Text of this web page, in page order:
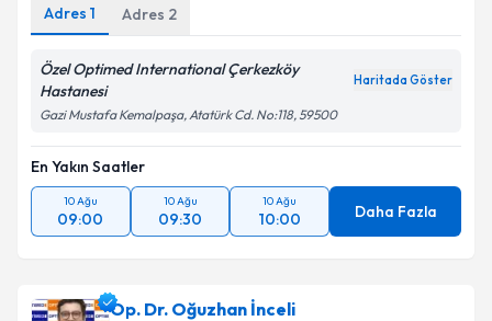
Adres 1 Adres 2
Özel Optimed International Çerkezköy
Hastanesi
Haritada Göster
Gazi Mustafa Kemalpaşa, Atatürk Cd. No:118, 59500
En Yakın Saatler
10 Ağu
09:00
10 Ağu
09:30
10 Ağu
10:00 Daha Fazla
Op. Dr. Oğuzhan İnceli